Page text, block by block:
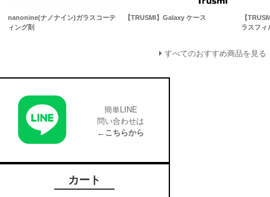
nanonine(ナノナイン)ガラスコーテ
ィング剤
【TRUSMI】Galaxy ケース
【
ラスフィ
すべてのおすすめ商品を見る
簡単LINE
問い合わせは
←こちらから
カート